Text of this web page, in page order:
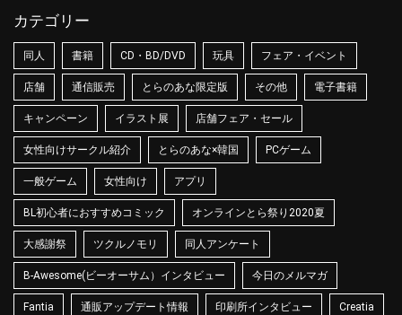
カテゴリー
同人 書籍 CD・BD/DVD 玩具 フェア・イベント
店舗 通信販売 とらのあな限定版 その他 電子書籍
キャンペーン イラスト展 店舗フェア・セール
女性向けサークル紹介 とらのあな×韓国 PCゲーム
一般ゲーム 女性向け アプリ
BL初心者におすすめコミック オンラインとら祭り2020夏
大感謝祭 ツクルノモリ 同人アンケート
B-Awesome(ビーオーサム）インタビュー 今日のメルマガ
Fantia 通販アップデート情報 印刷所インタビュー Creatia